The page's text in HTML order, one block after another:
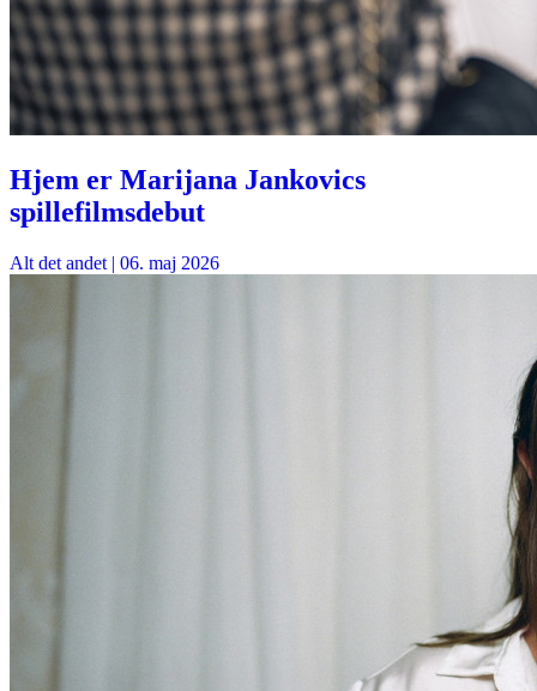
Hjem er Marijana Jankovics
spillefilmsdebut
Alt det andet | 06. maj 2026